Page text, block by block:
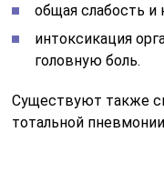
общая слабость и
интоксикация
головную боль.
Существуют также
тотальной